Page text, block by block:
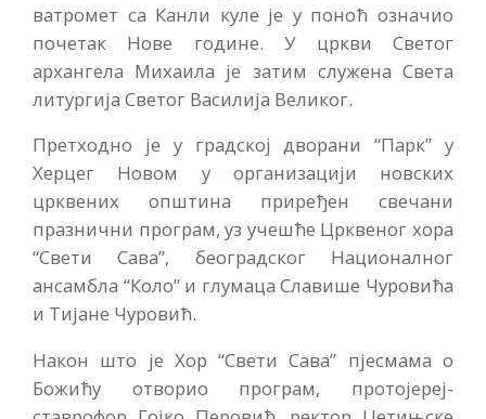
ватромет са Канли куле је у поноћ означио
почетак Нове године. У цркви Светог
архангела Михаила је затим служена Света
литургија Светог Василија Великог.
Претходно је у градској дворани “Парк” у
Херцег Новом у организацији новских
црквених општина приређен свечани
празнични програм, уз учешће Црквеног хора
“Свети Сава”, београдског Националног
ансамбла “Коло” и глумаца Славише Чуровића
и Тијане Чуровић.
Након што је Хор “Свети Сава” пјесмама о
Божићу отворио програм, протојереј-